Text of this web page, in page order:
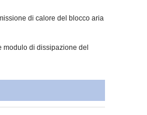
di calore del blocco aria
di dissipazione del